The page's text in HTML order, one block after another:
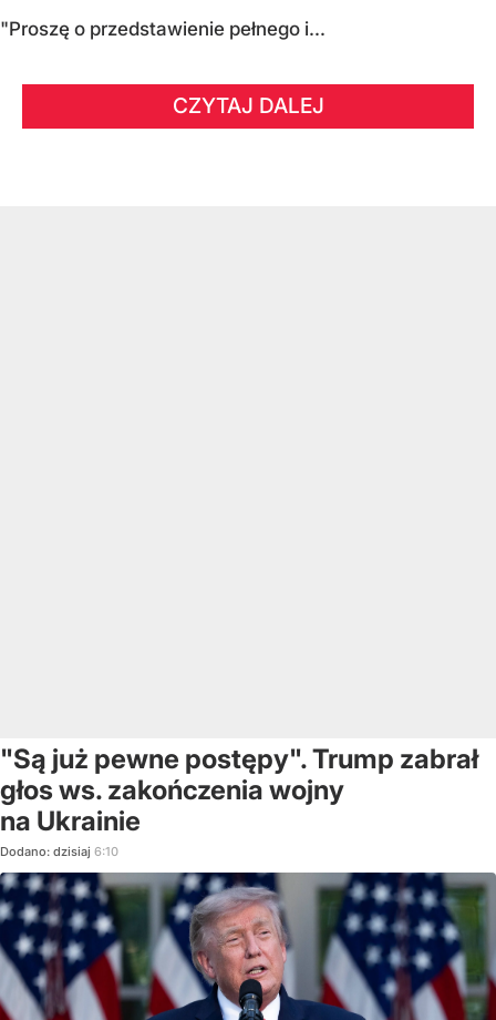
"Proszę o przedstawienie pełnego i...
CZYTAJ DALEJ
"Są już pewne postępy". Trump zabrał
głos ws. zakończenia wojny
na Ukrainie
Dodano: dzisiaj 6:10